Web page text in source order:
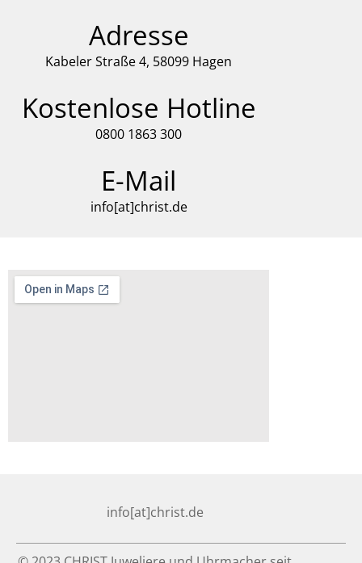
Adresse
Kabeler Straße 4, 58099 Hagen
Kostenlose Hotline
0800 1863 300
E-Mail
info[at]christ.de
info[at]christ.de